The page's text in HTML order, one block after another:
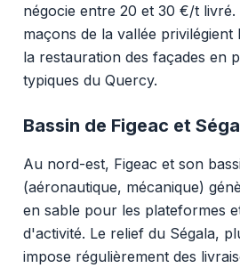
négocie entre 20 et 30 €/t livré.
maçons de la vallée
la restauration des façades en
typiques du Quercy.
Bassin de Figeac et
Au nord-est, Figeac et son
(aéronautique, mécanique)
en sable pour les plateformes
d'activité. Le relief du Ségala,
impose régulièrement des